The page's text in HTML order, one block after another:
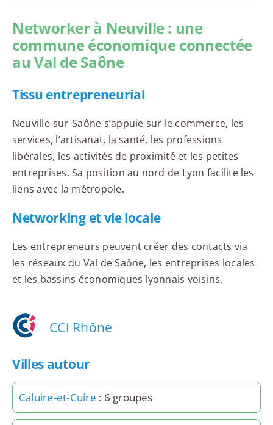
Networker à Neuville : une
commune économique connectée
au Val de Saône
Tissu entrepreneurial
Neuville-sur-Saône s’appuie sur le commerce, les
services, l’artisanat, la santé, les professions
libérales, les activités de proximité et les petites
entreprises. Sa position au nord de Lyon facilite les
liens avec la métropole.
Networking et vie locale
Les entrepreneurs peuvent créer des contacts via
les réseaux du Val de Saône, les entreprises locales
et les bassins économiques lyonnais voisins.
CCI Rhône
Villes autour
Caluire-et-Cuire : 6 groupes